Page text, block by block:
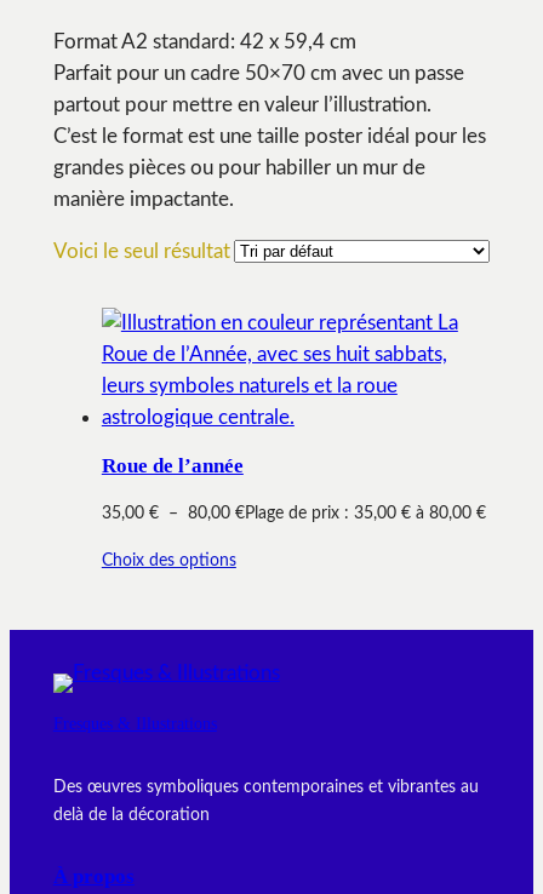
Format A2 standard: 42 x 59,4 cm
Parfait pour un cadre 50×70 cm avec un passe
partout pour mettre en valeur l’illustration.
C’est le format est une taille poster idéal pour les
grandes pièces ou pour habiller un mur de
manière impactante.
Voici le seul résultat
Roue de l’année
35,00 € – 80,00 €Plage de prix : 35,00 € à 80,00 €
Choix des options
Fresques & Illustrations
Des œuvres symboliques contemporaines et vibrantes au
delà de la décoration
À propos